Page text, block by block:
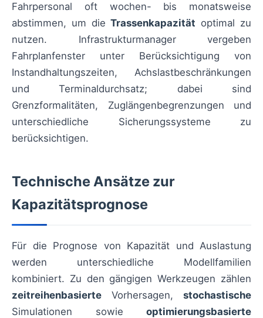
Fahrpersonal oft wochen- bis monatsweise
abstimmen, um dieTrassenkapazität optimal zu
nutzen. Infrastrukturmanager vergeben
Fahrplanfenster unter Berücksichtigung von
Instandhaltungszeiten, Achslastbeschränkungen
und Terminaldurchsatz; dabei sind
Grenzformalitäten, Zuglängenbegrenzungen und
unterschiedliche Sicherungssysteme zu
berücksichtigen.
Technische Ansätze zur
Kapazitätsprognose
Für die Prognose von Kapazität und Auslastung
werden unterschiedliche Modellfamilien
kombiniert. Zu den gängigen Werkzeugen zählen
zeitreihenbasierte Vorhersagen, stochastische
Simulationen sowie optimierungsbasierte